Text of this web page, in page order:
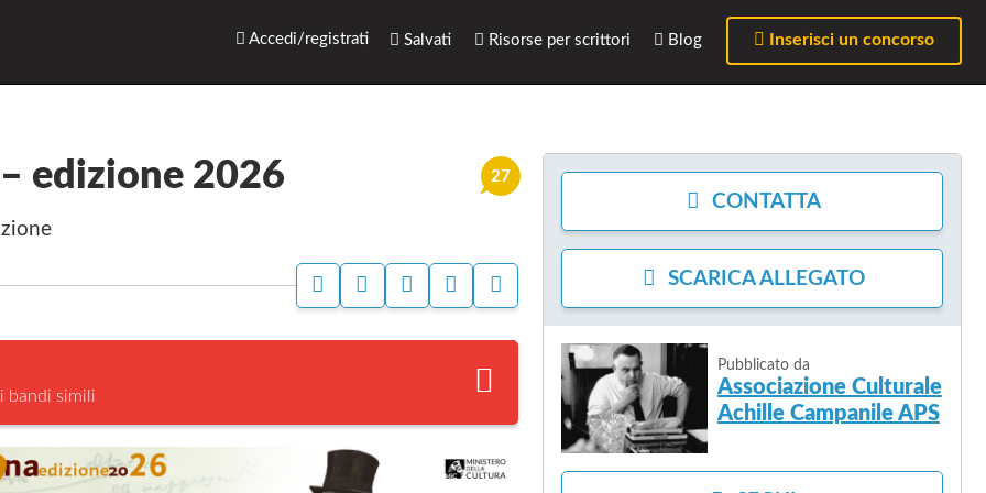
Accedi/registrati Salvati Risorse per scrittori Blog Inserisci un concorso
27
edizione 2026
C
E
E
R
C
E
E
T
M
E
N
A
L
B
N
O
D
D
bandi simili
CONTATTA
SCARICAALLEGATO
Pubblicato da
Associazione Culturale
Achille Campanile APS